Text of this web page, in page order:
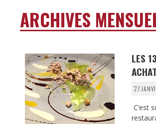
ARCHIVES
LES
27
C’est